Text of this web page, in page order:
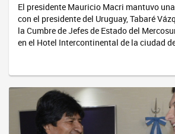
El presidente Mauricio Macri mantuvo
con el presidente del Uruguay, Tabaré
la Cumbre de Jefes de Estado del
en el Hotel Intercontinental de la ciudad